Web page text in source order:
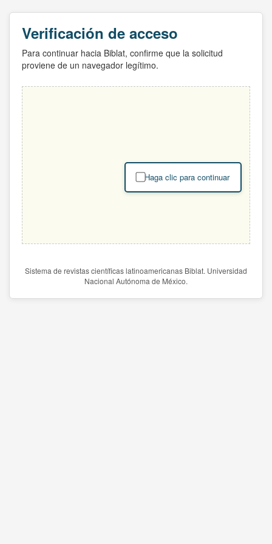
Verificación de acceso
Para continuar hacia Biblat, confirme que la solicitud
proviene de un navegador legítimo.
Haga clic para continuar
Sistema de revistas científicas latinoamericanas Biblat. Universidad
Nacional Autónoma de México.